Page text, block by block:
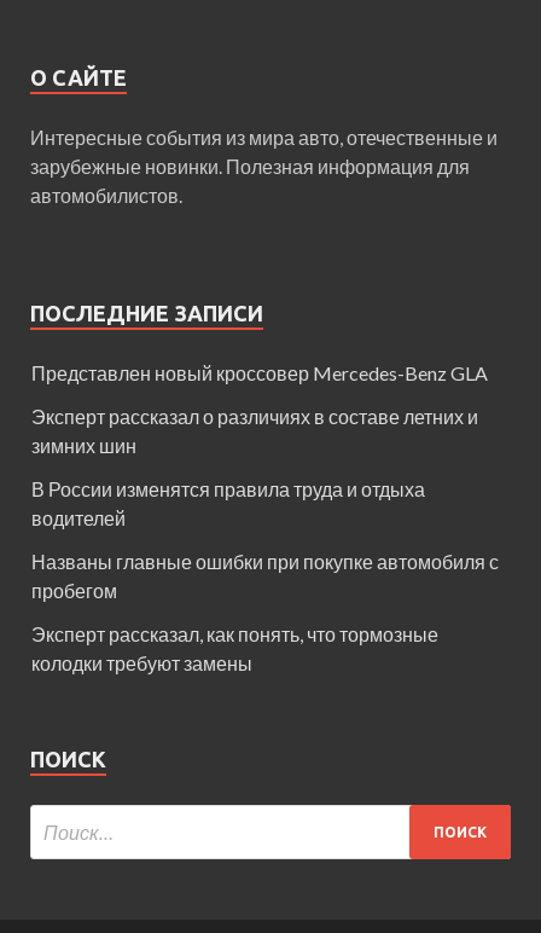
О САЙТЕ
Интересные события из мира авто, отечественные и
зарубежные новинки. Полезная информация для
автомобилистов.
ПОСЛЕДНИЕ ЗАПИСИ
Представлен новый кроссовер Mercedes-Benz GLA
Эксперт рассказал о различиях в составе летних и
зимних шин
В России изменятся правила труда и отдыха
водителей
Названы главные ошибки при покупке автомобиля с
пробегом
Эксперт рассказал, как понять, что тормозные
колодки требуют замены
ПОИСК